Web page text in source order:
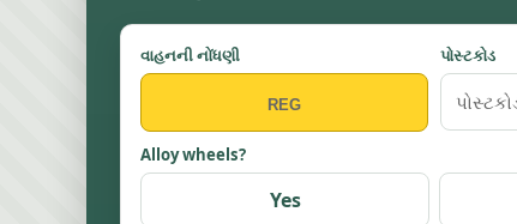
વાહનની નોંધણી પોસ્ટકોડ
Alloy wheels?
Yes